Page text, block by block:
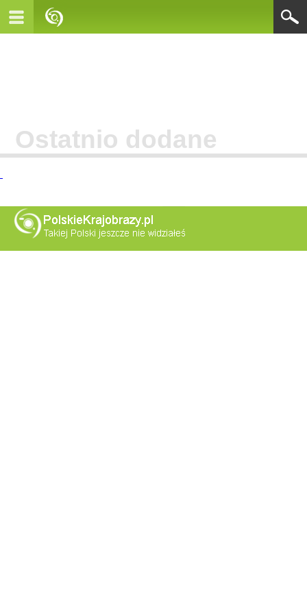
Ostatnio dodane